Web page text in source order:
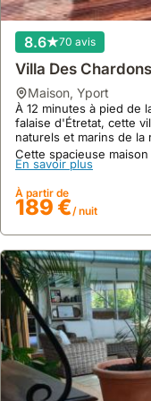
9.8 128 avis
Très Belle Maison
Mer
maison,Étretat
Cette villa de vacances
équipée et une salle
location maison
En savoir plus
À partir de
142 €/ nuit
8.6 70 avis
Villa Des Chardons
maison, Yport
À 12 minutes à pied de
falaise d'Étretat, cette
naturels et marins de la
Cette spacieuse
personnes, dispose
Fi gratuite et d'un
En savoir plus
À partir de
189 €/ nuit